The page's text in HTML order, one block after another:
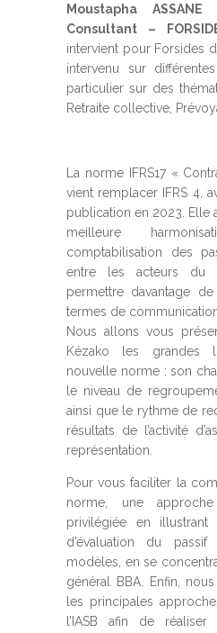
Moustapha
Consultant –
intervient pour Forsides
intervenu sur
particulier sur des
Retraite collective,
La norme IFRS17 «
vient remplacer IFRS 4,
publication en 2023. Elle
meilleure
comptabilisation des
entre les acteurs du
permettre davantage
termes de
Nous allons vous
Kézako les grandes
nouvelle norme : son
le niveau de
ainsi que le rythme de
résultats de l’activité
représentation.
Pour vous faciliter la
norme, une
privilégiée en illustrant
d’évaluation du
modèles, en se
général BBA. Enfin,
les principales
l’IASB afin de